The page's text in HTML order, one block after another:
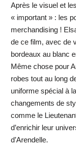
Après le visuel et
« important » : les
merchandising !
de ce film, avec de
bordeaux au blanc
Même chose pour
robes tout au long
uniforme spécial à
changements de
comme le
d’enrichir leur
d’Arendelle.